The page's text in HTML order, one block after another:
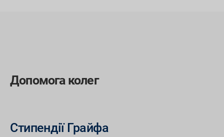
Допомога колег
Стипендії Грайфа